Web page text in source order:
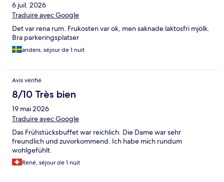
6 juil. 2026
Traduire avec Google
Det var rena rum. Frukosten var ok, men saknade laktosfri mjölk.
Bra parkeringsplatser
anders, séjour de 1 nuit
Avis vérifié
8/10 Très bien
19 mai 2026
Traduire avec Google
Das Frühstücksbuffet war reichlich. Die Dame war sehr
freundlich und zuvorkommend. Ich habe mich rundum
wohlgefühlt.
René, séjour de 1 nuit